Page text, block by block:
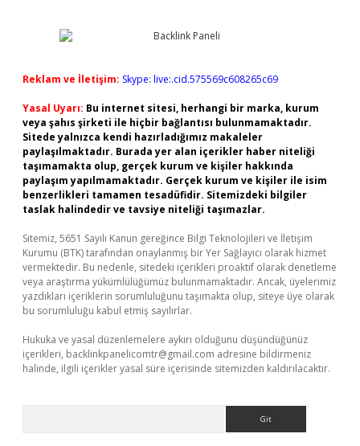
Reklam ve İletişim: Skype: live:.cid.575569c608265c69
Yasal Uyarı: Bu internet sitesi, herhangi bir marka, kurum
veya şahıs şirketi ile hiçbir bağlantısı bulunmamaktadır.
Sitede yalnızca kendi hazırladığımız makaleler
paylaşılmaktadır. Burada yer alan içerikler haber niteliği
taşımamakta olup, gerçek kurum ve kişiler hakkında
paylaşım yapılmamaktadır. Gerçek kurum ve kişiler ile isim
benzerlikleri tamamen tesadüfidir. Sitemizdeki bilgiler
taslak halindedir ve tavsiye niteliği taşımazlar.
Sitemiz, 5651 Sayılı Kanun gereğince Bilgi Teknolojileri ve İletişim
Kurumu (BTK) tarafından onaylanmış bir Yer Sağlayıcı olarak hizmet
vermektedir. Bu nedenle, sitedeki içerikleri proaktif olarak denetleme
veya araştırma yükümlülüğümüz bulunmamaktadır. Ancak, üyelerimiz
yazdıkları içeriklerin sorumluluğunu taşımakta olup, siteye üye olarak
bu sorumluluğu kabul etmiş sayılırlar.
Hukuka ve yasal düzenlemelere aykırı olduğunu düşündüğünüz
içerikleri, backlinkpanelicomtr@gmail.com adresine bildirmeniz
halinde, ilgili içerikler yasal süre içerisinde sitemizden kaldırılacaktır.